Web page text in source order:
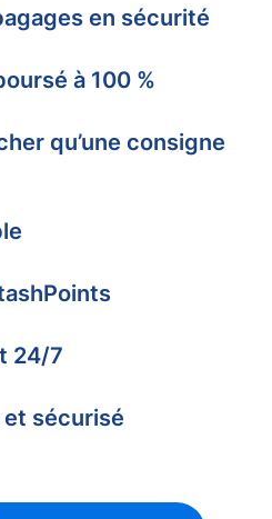
en sécurité
à 100 %
qu’une consigne
24/7
sécurisé